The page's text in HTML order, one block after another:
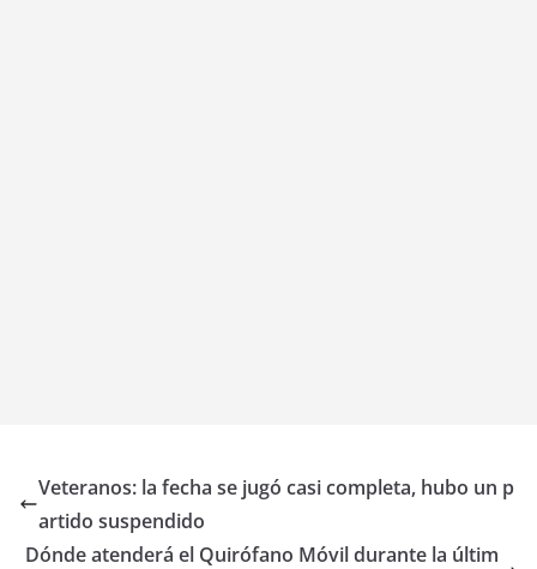
Veteranos: la fecha se jugó casi completa, hubo un p
artido suspendido
Dónde atenderá el Quirófano Móvil durante la últim